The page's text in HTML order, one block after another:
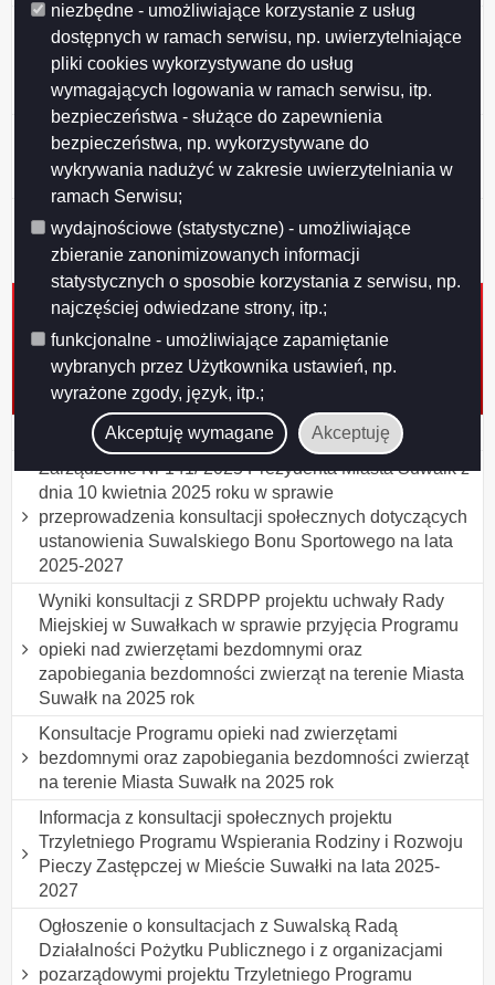
niezbędne - umożliwiające korzystanie z usług
dostępnych w ramach serwisu, np. uwierzytelniające
pliki cookies wykorzystywane do usług
wymagających logowania w ramach serwisu, itp.
bezpieczeństwa - służące do zapewnienia
bezpieczeństwa, np. wykorzystywane do
wykrywania nadużyć w zakresie uwierzytelniania w
ramach Serwisu;
wydajnościowe (statystyczne) - umożliwiające
zbieranie zanonimizowanych informacji
statystycznych o sposobie korzystania z serwisu, np.
najczęściej odwiedzane strony, itp.;
funkcjonalne - umożliwiające zapamiętanie
wybranych przez Użytkownika ustawień, np.
wyrażone zgody, język, itp.;
Akceptuję wymagane Akceptuję
Przedłużenie konsultacji projektu uchwały Rady
Miejskiej w Suwałkach w sprawie określenia
warunków i trybu finansowania rozwoju sportu w
Mieście Suwałki
Ogłoszenie o konsultacjach projektu Programu
współpracy Miasta Suwałk z organizacjami
pozarządowymi na 2026 rok
Ogłoszenie o konsultacjach projektu uchwały w
sprawie określenia warunków i trybu finansowania
rozwoju sportu w Mieście Suwałki
Ogłoszenie o konsultacjach projektu uchwały Rady
Miejskiej w Suwałkach w sprawie zmiany uchwały w
sprawie określenia zasad, trybu przyznawania i
pozbawiania oraz rodzaju i wysokości stypendiów
sportowych oraz nagród i wyróżnień w Mieście Suwałki
Wyniki konsultacji społecznych
Zarządzenie Nr 141/ 2025 Prezydenta Miasta Suwałk z
dnia 10 kwietnia 2025 roku w sprawie
przeprowadzenia konsultacji społecznych dotyczących
ustanowienia Suwalskiego Bonu Sportowego na lata
2025-2027
Wyniki konsultacji z SRDPP projektu uchwały Rady
Miejskiej w Suwałkach w sprawie przyjęcia Programu
opieki nad zwierzętami bezdomnymi oraz
zapobiegania bezdomności zwierząt na terenie Miasta
Suwałk na 2025 rok
Konsultacje Programu opieki nad zwierzętami
bezdomnymi oraz zapobiegania bezdomności zwierząt
na terenie Miasta Suwałk na 2025 rok
Informacja z konsultacji społecznych projektu
Trzyletniego Programu Wspierania Rodziny i Rozwoju
Pieczy Zastępczej w Mieście Suwałki na lata 2025-
2027
Ogłoszenie o konsultacjach z Suwalską Radą
Działalności Pożytku Publicznego i z organizacjami
pozarządowymi projektu Trzyletniego Programu